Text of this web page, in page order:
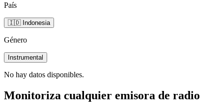
País
🇮🇩 Indonesia
Género
Instrumental
No hay datos disponibles.
Monitoriza cualquier emisora de radio